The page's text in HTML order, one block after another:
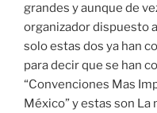
grandes y aunque de
organizador dispuesto
solo estas dos ya han
para decir que se han
“Convenciones Mas
México” y estas son La